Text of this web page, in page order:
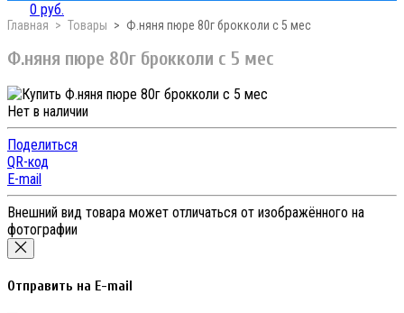
0 руб.
Главная Товары Ф.няня пюре 80г брокколи с 5 мес
Ф.няня пюре 80г брокколи с 5 мес
Нет в наличии
Поделиться
QR-код
E-mail
Внешний вид товара может отличаться от изображённого на
фотографии
Отправить на E-mail